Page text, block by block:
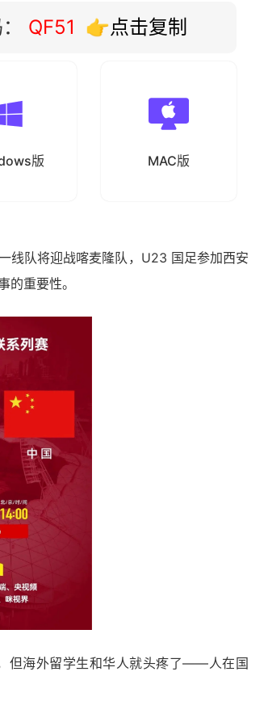
QF51 👉点击复制
版 MAC版
线队将迎战喀麦隆队，U23 国足参加西安
重要性。
但海外留学生和华人就头疼了——人在国